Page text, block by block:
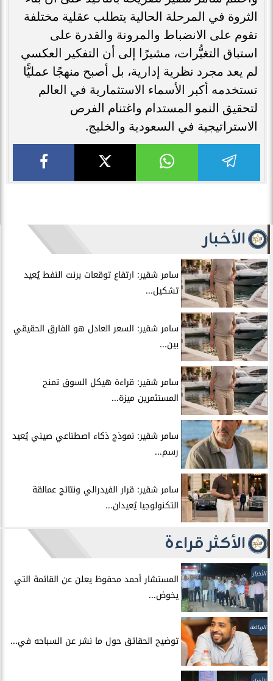
الثروة في المرحلة الحالية يتطلب عقلية مختلفة
تقوم على الانضباط والمرونة والقدرة على
استباق التغيُّرات، مشيرًا إلى أن التفكير العكسي
لم يعد مجرد نظرية إدارية، بل أصبح منهجًا عمليًّا
تستخدمه أكبر الأسماء الاستثمارية في العالم
لتحقيق النمو المستدام واغتنام الفرص
الاستراتيجية في السعودية والخليج.
الأخبار
سامر شقير: ارتفاع توقعات برنت النفط يُعيد
تشكيل...
سامر شقير: السعر العادل هو الفارق الحقيقي
بين...
سامر شقير: قراءة هيكل السوق تمنح
المستثمرين ميزة...
سامر شقير: نموذج ذكاء اصطناعي صيني يُعيد
رسم...
سامر شقير: قرار الفيدرالي ونتائج عمالقة
التكنولوجيا يُعيدان...
الأكثر قراءة
الأخبار
المستشار أحمد محفوظ يعلن عن القائمة التي
يخوض...
الرياضة
توضيح الحقائق حول ما نشر عن السباحه في...